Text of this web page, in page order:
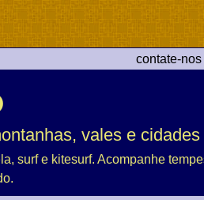
contate-
vales e cidades
surf e kitesurf. Acompanhe